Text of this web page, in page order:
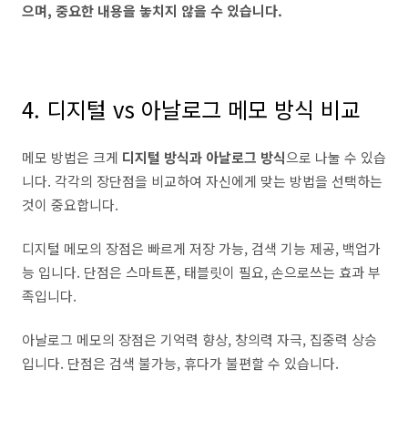
으며, 중요한 내용을 놓치지 않을 수 있습니다.
4. 디지털 vs 아날로그 메모 방식 비교
메모 방법은 크게 디지털 방식과 아날로그 방식으로 나눌 수 있습
니다. 각각의 장단점을 비교하여 자신에게 맞는 방법을 선택하는
것이 중요합니다.
디지털 메모의 장점은 빠르게 저장 가능, 검색 기능 제공, 백업가
능 입니다. 단점은 스마트폰, 태블릿이 필요, 손으로쓰는 효과 부
족입니다.
아날로그 메모의 장점은 기억력 향상, 창의력 자극, 집중력 상승
입니다. 단점은 검색 불가능, 휴다가 불편할 수 있습니다.